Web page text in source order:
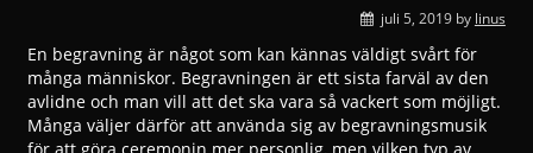
juli 5, 2019by linus
En begravning är något som kan kännas väldigt svårt för
många människor. Begravningen är ett sista farväl av den
avlidne och man vill att det ska vara så vackert som möjligt.
Många väljer därför att använda sig av begravningsmusik